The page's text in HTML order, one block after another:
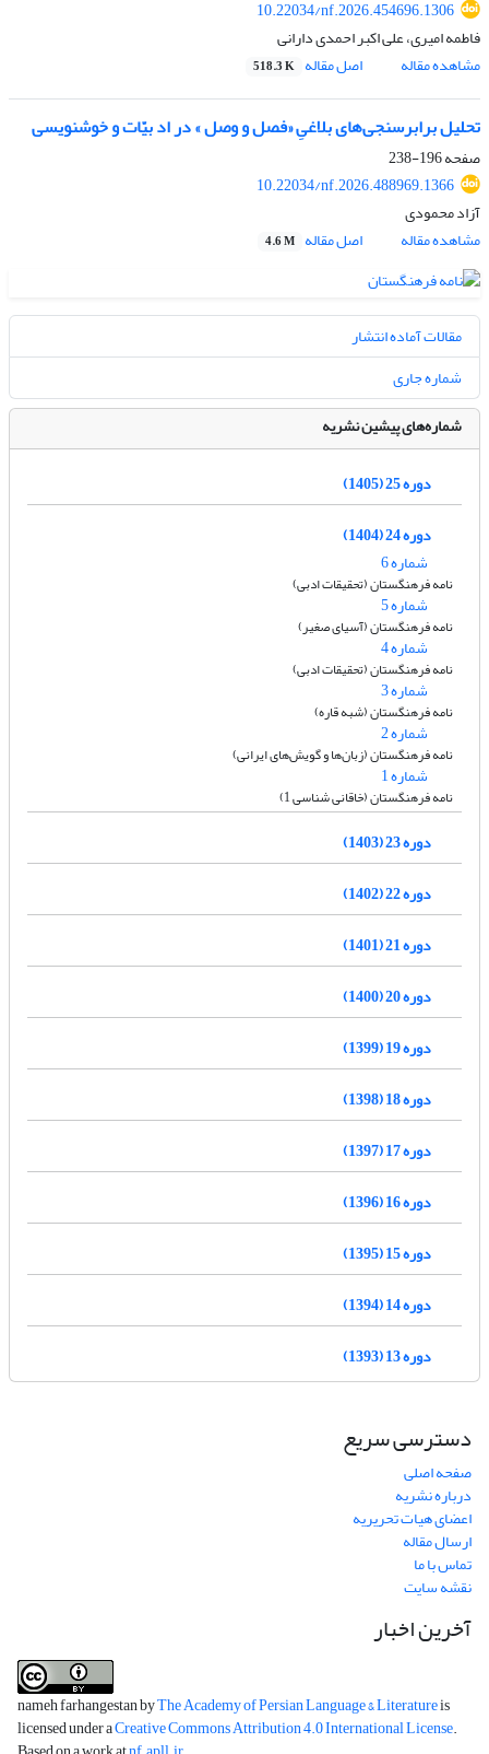
10.22034/nf.2026.454696.1306
فاطمه امیری، علی اکبر احمدی دارانی
مشاهده مقاله
اصل مقاله 518.3 K
تحلیل برابرسنجی‌های بلاغیِ «فصل و وصل » در اد بیّات و خوشنویسی
صفحه196-238
10.22034/nf.2026.488969.1366
آزاد محمودی
مشاهده مقاله
اصل مقاله 4.6 M
مقالات آماده انتشار
شماره جاری
شماره‌های پیشین نشریه
دوره 25 (1405)
دوره 24 (1404)
شماره 6
نامه فرهنگستان (تحقیقات ادبی)
شماره 5
نامه فرهنگستان (آسیای صغیر)
شماره 4
نامه فرهنگستان (تحقیقات ادبی)
شماره 3
نامه فرهنگستان (شبه قاره)
شماره 2
نامه فرهنگستان (زبان‌ها و گویش‌های ایرانی)
شماره 1
نامه فرهنگستان (خاقانی شناسی 1)
دوره 23 (1403)
دوره 22 (1402)
دوره 21 (1401)
دوره 20 (1400)
دوره 19 (1399)
دوره 18 (1398)
دوره 17 (1397)
دوره 16 (1396)
دوره 15 (1395)
دوره 14 (1394)
دوره 13 (1393)
دسترسی سریع
صفحه اصلی
درباره نشریه
اعضای هیات تحریریه
ارسال مقاله
تماس با ما
نقشه سایت
آخرین اخبار
nameh farhangestan byThe Academy of Persian Language & Literatureis
licensed under aCreative Commons Attribution 4.0 International License.